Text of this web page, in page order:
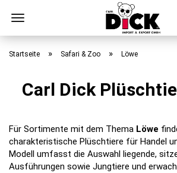
Direkt
zumStartseite » Safari & Zoo » Löwe
Carl Dick
Für Sortimente mit dem Thema Löwe
charakteristische Plüschtiere für Handel
Modell umfasst die Auswahl liegende,
Ausführungen sowie Jungtiere und